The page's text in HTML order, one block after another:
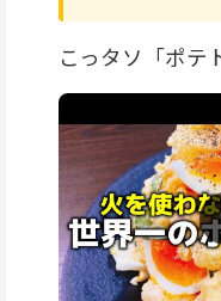
こっタソ「ポテ